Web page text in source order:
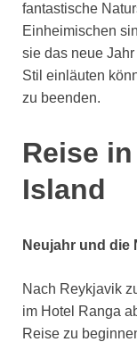
fantastische
Einheimischen
sie das neue
Stil einläuten
zu beenden.
Reise
Island
Neujahr und die
Nach Reykjavik
im Hotel Ranga
Reise zu